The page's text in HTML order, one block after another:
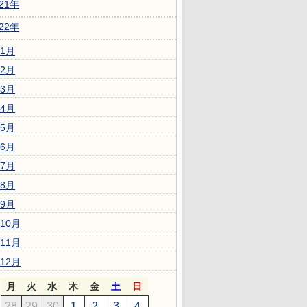
年
年
1月
2月
3月
4月
5月
6月
7月
8月
9月
10月
11月
12月
月 火 水 木 金 土 日